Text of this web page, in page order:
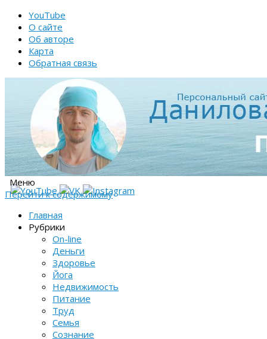
YouTube
О сайте
Об авторе
Карта
Обратная связь
Меню
Перейти к содержимому
Главная
Рубрики
On-line
Деньги
Здоровье
Йога
Недвижимость
Питание
Труд
Семья
Сознание